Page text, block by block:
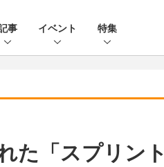
事 イベント 特集
た「スプリ